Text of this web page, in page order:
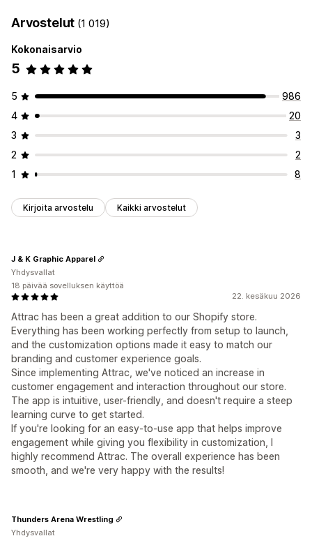
Arvostelut (1 019)
Kokonaisarvio
5
5
986
4
20
3
3
2
2
1
8
Kirjoita arvostelu Kaikki arvostelut
22. kesäkuu 2026
Attrac has been a great addition to our Shopify store.
Everything has been working perfectly from setup to launch,
and the customization options made it easy to match our
branding and customer experience goals.
Since implementing Attrac, we've noticed an increase in
customer engagement and interaction throughout our store.
The app is intuitive, user-friendly, and doesn't require a steep
learning curve to get started.
If you're looking for an easy-to-use app that helps improve
engagement while giving you flexibility in customization, I
highly recommend Attrac. The overall experience has been
smooth, and we're very happy with the results!
J & K Graphic Apparel
Yhdysvallat
18 päivää sovelluksen käyttöä
Thunders Arena Wrestling
Yhdysvallat